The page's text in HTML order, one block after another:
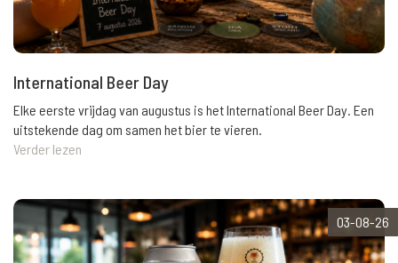
International Beer Day
Elke eerste vrijdag van augustus is het International Beer Day. Een
uitstekende dag om samen het bier te vieren.
Verder lezen
03-08-26